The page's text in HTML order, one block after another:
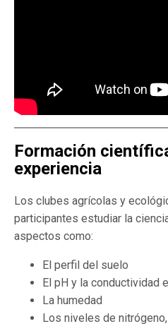
Formación
experiencia
Los clubes agrícolas y
participantes estudiar la
aspectos como:
El perfil del suelo
El pH y la conductividad
La humedad
Los niveles de